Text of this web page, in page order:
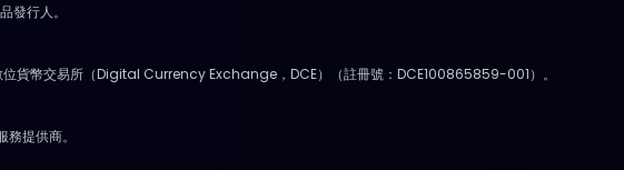
發行人。
貨幣交易所（Digital Currency Exchange，DCE）（註冊號：DCE100865859-001）。
提供商。